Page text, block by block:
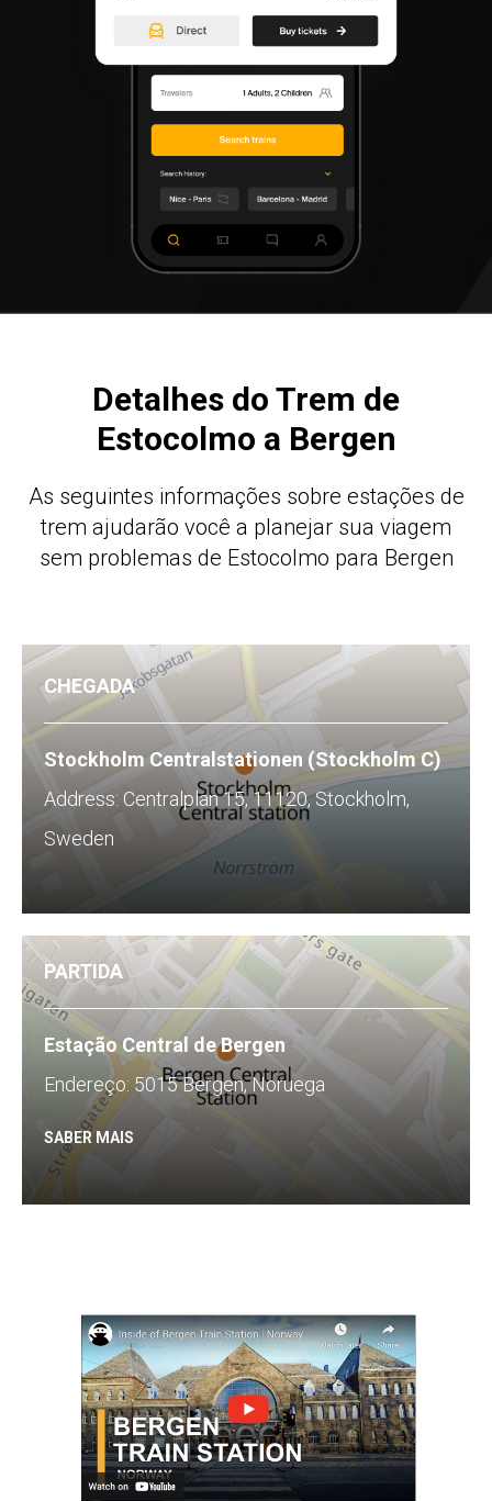
Detalhes do Trem de
Estocolmo a Bergen
As seguintes informações sobre estações de
trem ajudarão você a planejar sua viagem
sem problemas de Estocolmo para Bergen
CHEGADA
Stockholm Centralstationen (Stockholm C)
Address: Centralplan 15, 11120, Stockholm,
Sweden
PARTIDA
Estação Central de Bergen​
Endereço: 5015 Bergen, Noruega
SABER MAIS